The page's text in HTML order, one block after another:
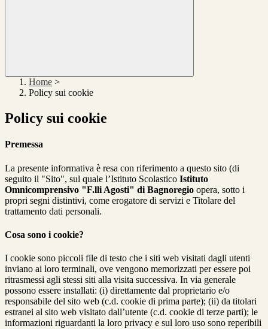
Home >
Policy sui cookie
Policy sui cookie
Premessa
La presente informativa è resa con riferimento a questo sito (di
seguito il "Sito", sul quale l’Istituto Scolastico Istituto
Omnicomprensivo "F.lli Agosti" di Bagnoregio opera, sotto i
propri segni distintivi, come erogatore di servizi e Titolare del
trattamento dati personali.
Cosa sono i cookie?
I cookie sono piccoli file di testo che i siti web visitati dagli utenti
inviano ai loro terminali, ove vengono memorizzati per essere poi
ritrasmessi agli stessi siti alla visita successiva. In via generale
possono essere installati: (i) direttamente dal proprietario e/o
responsabile del sito web (c.d. cookie di prima parte); (ii) da titolari
estranei al sito web visitato dall’utente (c.d. cookie di terze parti); le
informazioni riguardanti la loro privacy e sul loro uso sono reperibili